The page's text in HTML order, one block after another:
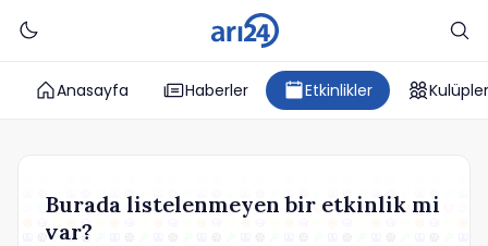
Anasayfa Haberler Etkinlikler Kulüpler
Burada listelenmeyen bir etkinlik mi
var?